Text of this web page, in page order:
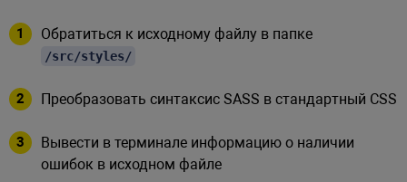
Обратиться к исходному файлу в папке
/src/styles/
Преобразовать синтаксис SASS в стандартный CSS
Вывести в терминале информацию о наличии
ошибок в исходном файле